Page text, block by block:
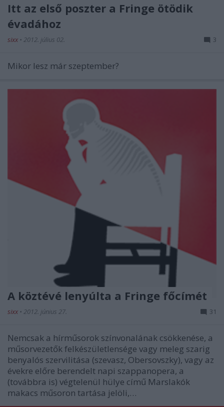
Itt az első poszter a Fringe ötödik
évadához
sixx • 2012. július 02. 3
Mikor lesz már szeptember?
A köztévé lenyúlta a Fringe főcímét
sixx • 2012. június 27. 31
Nemcsak a hírműsorok színvonalának csökkenése, a
műsorvezetők felkészületlensége vagy meleg szarig
benyalós szervilitása (szevasz, Obersovszky), vagy az
évekre előre berendelt napi szappanopera, a
(továbbra is) végtelenül hülye című Marslakók
makacs műsoron tartása jelöli,…